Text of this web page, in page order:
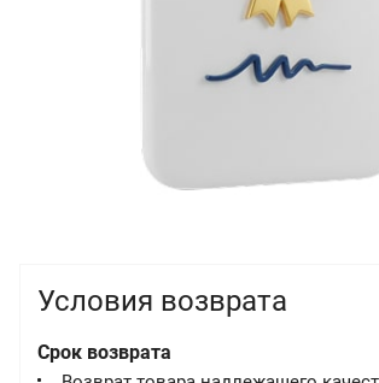
Условия возврата
Срок возврата